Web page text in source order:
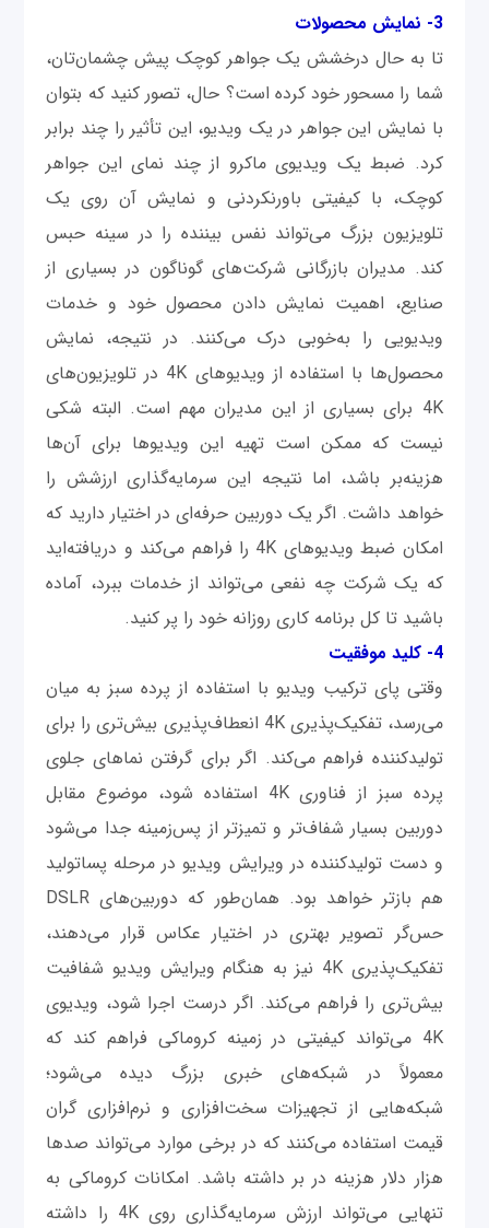
3- نمایش محصولات
تا به حال درخشش یک جواهر کوچک پیش چشمان‌تان،
شما را مسحور خود کرده است؟ حال، تصور کنید که بتوان
با نمایش این جواهر در یک ویدیو، این تأثیر را چند برابر
کرد. ضبط یک ویدیوی ماکرو از چند نمای این جواهر
کوچک، با کیفیتی باورنکردنی و نمایش آن روی یک
تلویزیون بزرگ می‌تواند نفس بیننده را در سینه حبس
کند. مدیران بازرگانی شرکت‌های گوناگون در بسیاری از
صنایع، اهمیت نمایش دادن محصول خود و خدمات
ویدیویی را به‌خوبی درک می‌کنند. در نتیجه، نمایش
محصول‌ها با استفاده از ویدیوهای 4K در تلویزیون‌های
4K برای بسیاری از این مدیران مهم است. البته شکی
نیست که ممکن است تهیه این ویدیوها برای آن‌ها
هزینه‌بر باشد، اما نتیجه این سرمایه‌گذاری ارزشش را
خواهد داشت. اگر یک دوربین حرفه‌ای در اختیار دارید که
امکان ضبط ویدیوهای 4K را فراهم می‌کند و در‌یافته‌اید
که یک شرکت چه نفعی می‌تواند از خدمات ببرد، آماده
باشید تا کل برنامه کاری روزانه خود را پر کنید.
4- کلید موفقیت
وقتی پای ترکیب ویدیو با استفاده از پرده سبز به میان
می‌رسد، تفکیک‌پذیری 4K انعطاف‌پذیری بیش‌تری را برای
تولیدکننده فراهم می‌کند. اگر برای گرفتن نماهای جلوی
پرده سبز از فناوری 4K استفاده شود، موضوع مقابل
دوربین بسیار شفاف‌تر و تمیزتر از پس‌زمینه جدا می‌شود
و دست تولیدکننده در ویرایش ویدیو در مرحله پساتولید
هم بازتر خواهد بود. همان‌طور که دوربین‌های DSLR
حس‌گر تصویر بهتری در اختیار عکاس قرار می‌دهند،
تفکیک‌پذیری 4K نیز به هنگام ویرایش ویدیو شفافیت
بیش‌تری را فراهم می‌کند. اگر درست اجرا شود، ویدیوی
4K می‌تواند کیفیتی در زمینه کروماکی فراهم کند که
معمولاً در شبکه‌های خبری بزرگ دیده می‌شود؛
شبکه‌هایی از تجهیزات سخت‌افزاری و نرم‌افزاری‌ گران
قیمت استفاده می‌کنند که در برخی موارد می‌تواند صدها
هزار دلار هزینه در بر داشته باشد. امکانات کروماکی به
تنهایی می‌تواند ارزش سرمایه‌گذاری روی 4K را داشته